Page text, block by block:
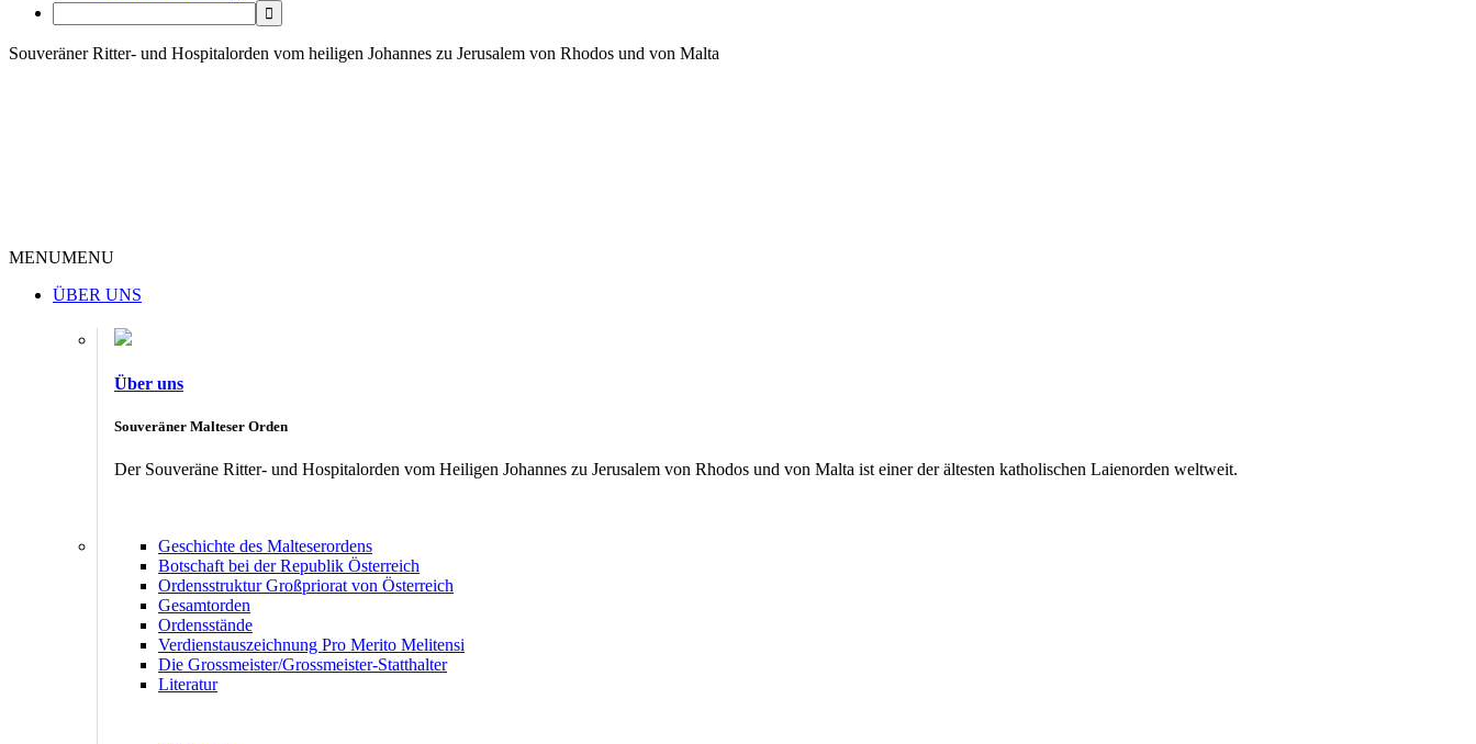
Souveräner Ritter- und Hospitalorden vom heiligen Johannes zu Jerusalem von Rhodos und von Malta
MENUMENU
ÜBER UNS
Über uns
Souveräner Malteser Orden
Der Souveräne Ritter- und Hospitalorden vom Heiligen Johannes zu Jerusalem von Rhodos und von Malta ist einer der ältesten katholischen Laienorden weltweit.
Geschichte des Malteserordens
Botschaft bei der Republik Österreich
Ordensstruktur Großpriorat von Österreich
Gesamtorden
Ordensstände
Verdienstauszeichnung Pro Merito Melitensi
Die Grossmeister/Grossmeister-Statthalter
Literatur